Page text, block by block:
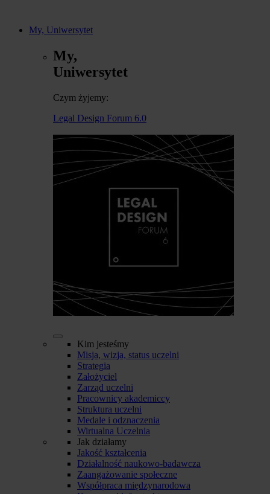
My, Uniwersytet
My,
Uniwersytet
Czym żyjemy:
Legal Design Forum 6.0
Kim jesteśmy
Misja, wizja, status uczelni
Strategia
Założyciel
Zarząd uczelni
Pracownicy akademiccy
Struktura uczelni
Medale i odznaczenia
Wirtualna Uczelnia
Jak działamy
Jakość kształcenia
Działalność naukowo-badawcza
Zaangażowanie społeczne
Współpraca międzynarodowa